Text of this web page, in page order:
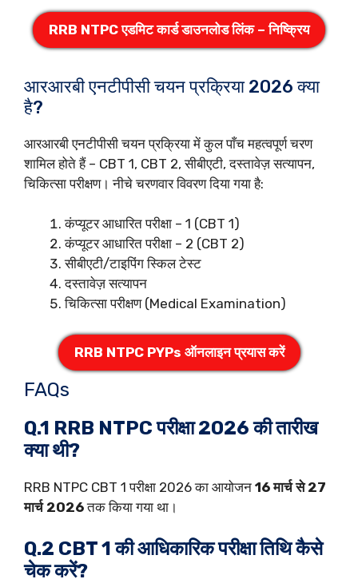
RRB NTPC एडमिट कार्ड डाउनलोड लिंक – निष्क्रिय
आरआरबी एनटीपीसी चयन प्रक्रिया 2026 क्या
है?
आरआरबी एनटीपीसी चयन प्रक्रिया में कुल पाँच महत्वपूर्ण चरण
शामिल होते हैं – CBT 1, CBT 2, सीबीएटी, दस्तावेज़ सत्यापन,
चिकित्सा परीक्षण। नीचे चरणवार विवरण दिया गया है:
कंप्यूटर आधारित परीक्षा – 1 (CBT 1)
कंप्यूटर आधारित परीक्षा – 2 (CBT 2)
सीबीएटी/टाइपिंग स्किल टेस्ट
दस्तावेज़ सत्यापन
चिकित्सा परीक्षण (Medical Examination)
RRB NTPC PYPs ऑनलाइन प्रयास करें
FAQs
Q.1 RRB NTPC परीक्षा 2026 की तारीख
क्या थी?
RRB NTPC CBT 1 परीक्षा 2026 का आयोजन 16 मार्च से 27
मार्च 2026तक किया गया था।
Q.2 CBT 1 की आधिकारिक परीक्षा तिथि कैसे
चेक करें?